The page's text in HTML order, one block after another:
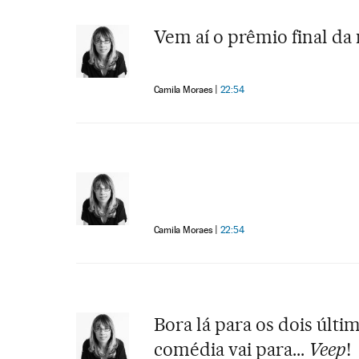
Vem aí o prêmio final da
Camila Moraes 22:54
Camila Moraes 22:54
Bora lá para os dois
comédia vai para... Veep!